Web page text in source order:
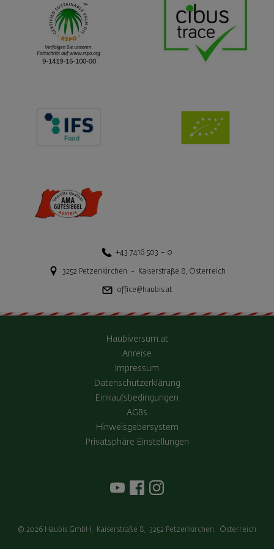
+43 7416 503 – 0
3252 Petzenkirchen - Kaiserstraße 8, Österreich
office@haubis.at
Haubiversum.at
Anreise
Impressum
Datenschutzerklärung
Einkaufsbedingungen
AGBs
Hinweisgebersystem
Privatsphäre Einstellungen
© 2026 Haubis GmbH , Kaiserstraße 8, 3252 Petzenkirchen, Österreich